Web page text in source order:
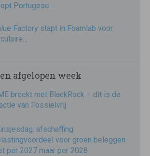
Portugese…
Factory stapt in Foamlab voor
afgelopen week
breekt met BlackRock – dit is de
van Fossielvrij
afschaffing
voor groen beleggen
per 2027 maar per 2028